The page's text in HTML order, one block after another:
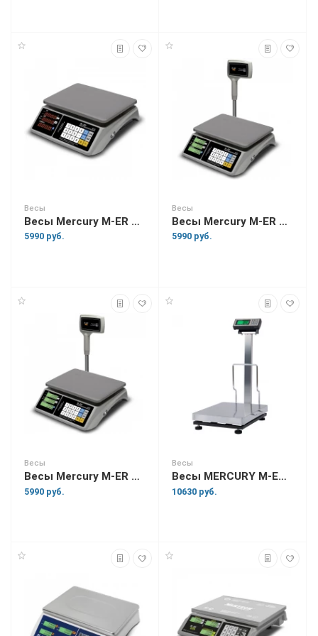
Весы
Весы Mercury M-ER 328 AC "TOUCH-M" LED RS-232 и USB
5990 руб.
Весы
Весы Mercury M-ER 328 ACPX "TOUCH-M"
5990 руб.
Весы
Весы Mercury M-ER 328 ACPX "TOUCH-M" RS-232 и USB
5990 руб.
Весы
Весы MERCURY M-ER 333AFLP
10630 руб.